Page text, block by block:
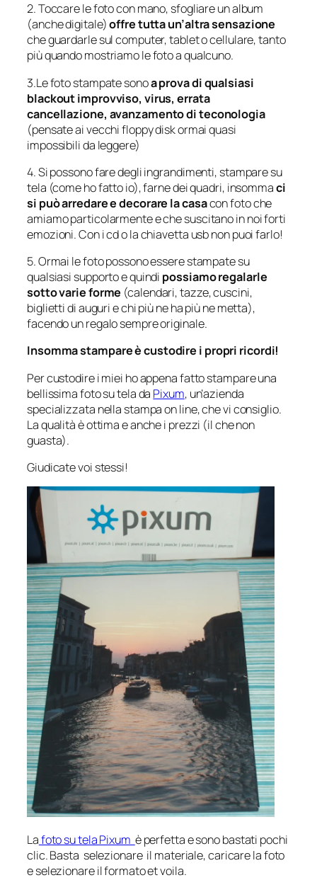
2. Toccare le foto con mano, sfogliare un album
(anche digitale)offre tutta un’altra sensazione
che guardarle sul computer, tablet o cellulare, tanto
più quando mostriamo le foto a qualcuno.
3.Le foto stampate sonoa prova di qualsiasi
blackout improvviso, virus, errata
cancellazione, avanzamento di teconologia
(pensate ai vecchi floppy disk ormai quasi
impossibili da leggere)
4. Si possono fare degli ingrandimenti, stampare su
tela (come ho fatto io), farne dei quadri, insommaci
si può arredare e decorare la casacon foto che
amiamo particolarmente e che suscitano in noi forti
emozioni. Con i cd o la chiavetta usb non puoi farlo!
5. Ormai le foto possono essere stampate su
qualsiasi supporto e quindi possiamo regalarle
sotto varie forme (calendari, tazze, cuscini,
biglietti di auguri e chi più ne ha più ne metta),
facendo un regalo sempre originale.
Insomma stampare è custodire i propri ricordi!
Per custodire i miei ho appena fatto stampare una
bellissima foto su tela da Pixum, un’azienda
specializzata nella stampa on line, che vi consiglio.
La qualità è ottima e anche i prezzi (il che non
guasta).
Giudicate voi stessi!
Lafoto su tela Pixum è perfetta e sono bastati pochi
clic. Basta selezionare il materiale, caricare la foto
e selezionare il formato et voila.